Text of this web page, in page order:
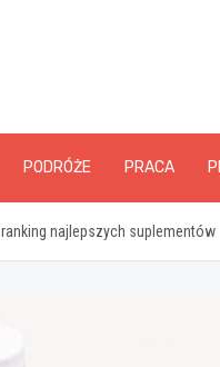
PODRÓŻE PRACA
najlepszych suplementów